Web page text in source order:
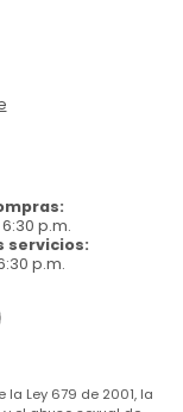
p.m.
servicios:
p.m.
la Ley 679 de 2001, la